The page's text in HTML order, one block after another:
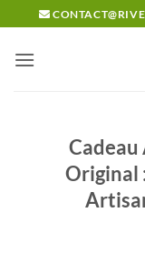
Passer
au
contenu
Original